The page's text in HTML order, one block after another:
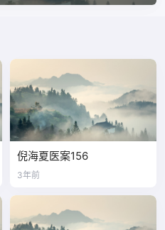
倪海夏医案156
3年前